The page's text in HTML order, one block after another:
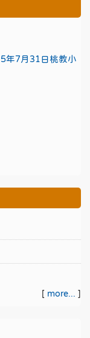
年7月31日桃教小
[ more... ]